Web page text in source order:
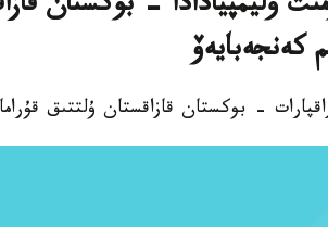
كەنجەبايەۆ
- بوكستان قازاقستان ۇلتتىق